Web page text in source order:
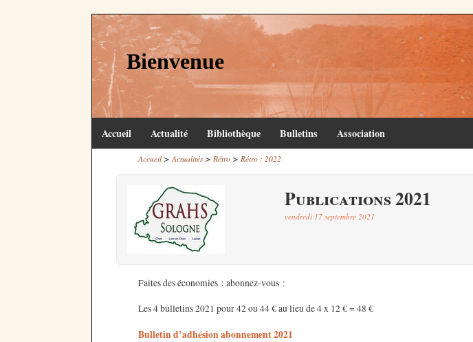
Bienvenue
Accueil Actualité Bibliothèque Bulletins Association
Accueil> Actualités> Rétro> Rétro : 2022
Publications 2021
vendredi 17 septembre 2021
Faites des économies : abonnez-vous :
Les 4 bulletins 2021 pour 42 ou 44 € au lieu de 4 x 12 € = 48 €
Bulletin d’adhésion abonnement 2021